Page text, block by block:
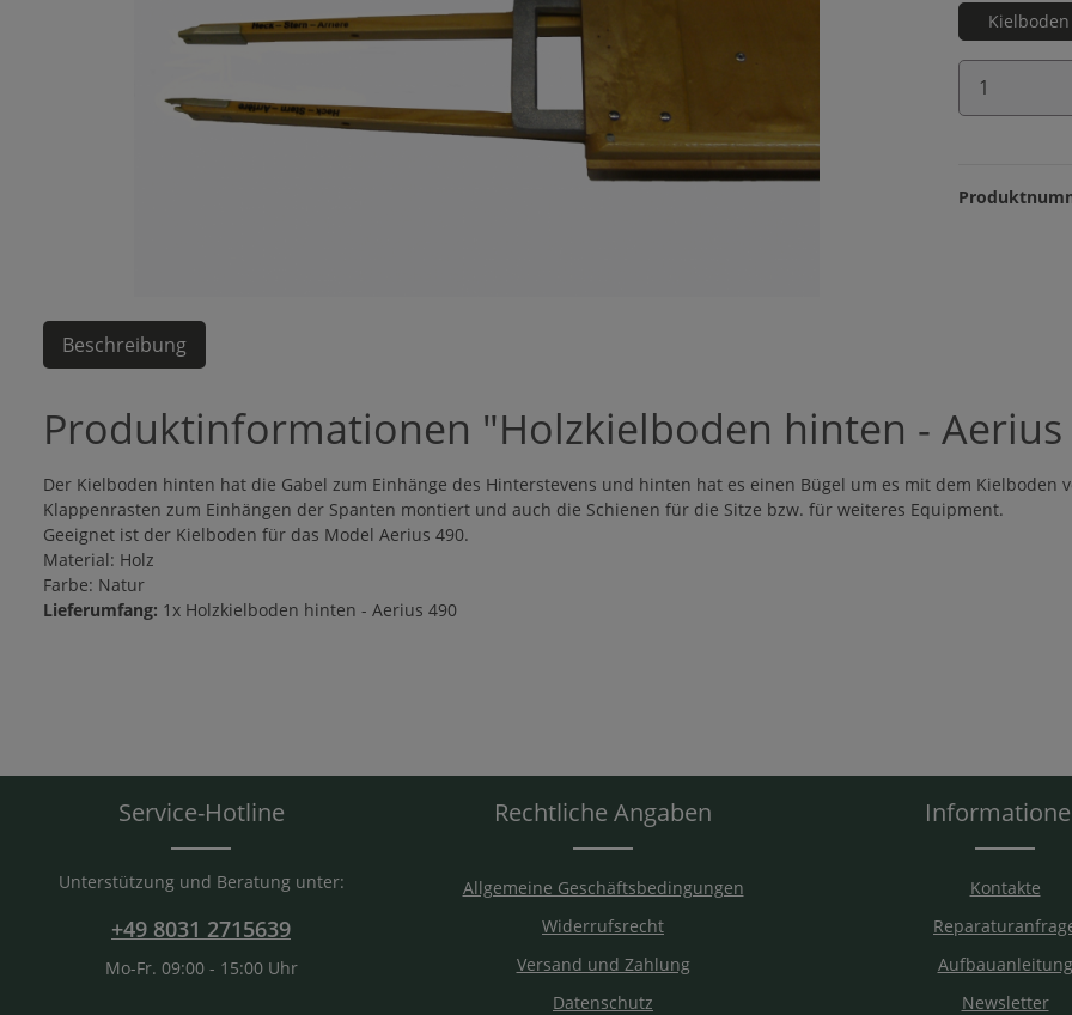
Beschreibung
Produktinformationen "Holzkielboden hinten - Aerius
Der Kielboden hinten hat die Gabel zum Einhänge des Hinterstevens und hinten hat es einen Bügel um es mit dem Kielboden
Klappenrasten zum Einhängen der Spanten montiert und auch die Schienen für die Sitze bzw. für weiteres Equipment.
Geeignet ist der Kielboden für das Model Aerius 490.
Material: Holz
Farbe: Natur
Lieferumfang: 1x Holzkielboden hinten - Aerius 490
Service-Hotline
Unterstützung und Beratung unter:
+49 8031 2715639
Mo-Fr. 09:00 - 15:00 Uhr
Rechtliche Angaben
Allgemeine Geschäftsbedingungen
Widerrufsrecht
Versand und Zahlung
Datenschutz
Kontakte
Aufbauanleitung
Newsletter